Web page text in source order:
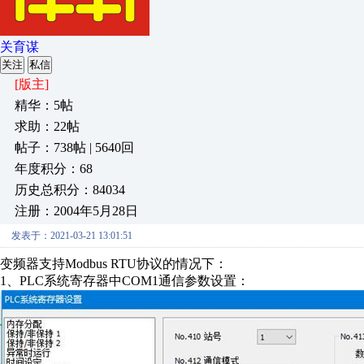
关育谋
关注 私信
[版主]
精华：5帖
求助：22帖
帖子：738帖 | 5640回
年度积分：68
历史总积分：84034
注册：2004年5月28日
发表于：2021-03-21 13:01:51
变频器支持Modbus RTU协议的情况下：
1、PLC系统寄存器中COM1通信参数设置：